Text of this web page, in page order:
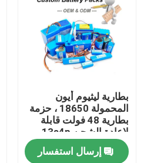
بيت
منتجات
بطارية ليثيوم أيون
المحمولة 18650 ، حزمة
بطارية 48 فولت قابلة
لإعادة الشحن 13s4p
إرسال استفسار